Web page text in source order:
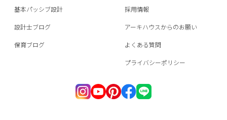
基本パッシブ設計
設計士ブログ
保育ブログ
採用情報
アーキハウスからのお願い
よくある質問
プライバシーポリシー